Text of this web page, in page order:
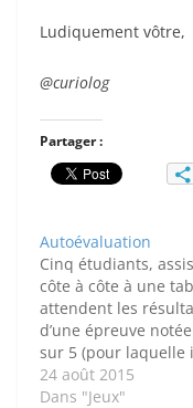
Ludiquement vôtre,
@curiolog
Partager :
Autoévaluation
Cinq étudiants, assis
côte à côte à une
attendent les
d’une épreuve notée
sur 5 (pour laquelle
étaient les seuls
candidats).
24 août 2015
Dans "Jeux"